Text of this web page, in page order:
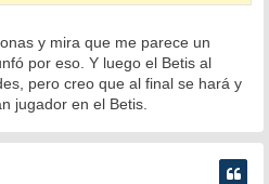
y mira que me parece un
por eso. Y luego el Betis al
pero creo que al final se hará y
jugador en el Betis.